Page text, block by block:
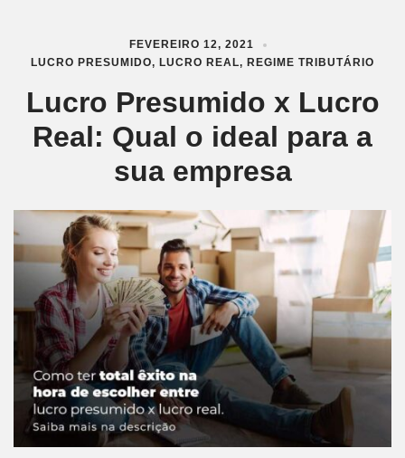
FEVEREIRO 12, 2021
LUCRO PRESUMIDO, LUCRO REAL, REGIME TRIBUTÁRIO
Lucro Presumido x Lucro
Real: Qual o ideal para a
sua empresa